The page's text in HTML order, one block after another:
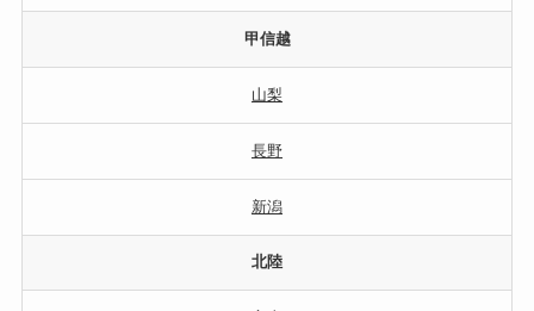
甲信越
山梨
長野
新潟
北陸